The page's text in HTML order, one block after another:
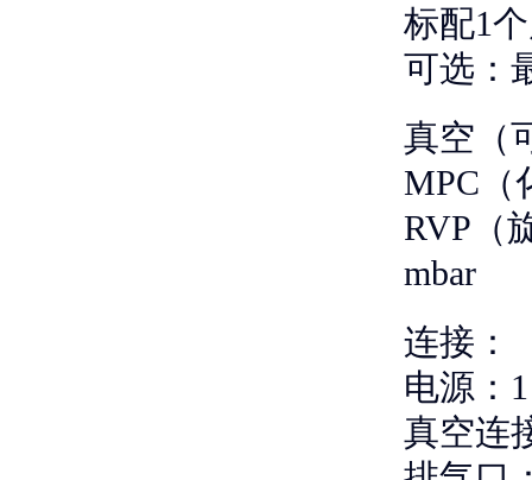
标配1
可选：
真空（
MPC（
RVP（
mbar
连接：
电源：
真空连